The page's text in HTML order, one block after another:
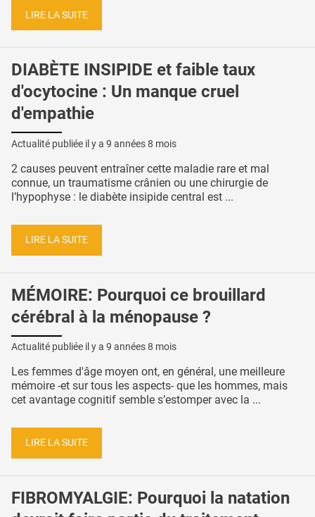
LIRE LA SUITE
DIABÈTE INSIPIDE et faible taux
d'ocytocine : Un manque cruel
d'empathie
Actualité publiée il y a 9 années 8 mois
2 causes peuvent entraîner cette maladie rare et mal
connue, un traumatisme crânien ou une chirurgie de
l’hypophyse : le diabète insipide central est ...
LIRE LA SUITE
MÉMOIRE: Pourquoi ce brouillard
cérébral à la ménopause ?
Actualité publiée il y a 9 années 8 mois
Les femmes d'âge moyen ont, en général, une meilleure
mémoire -et sur tous les aspects- que les hommes, mais
cet avantage cognitif semble s’estomper avec la ...
LIRE LA SUITE
FIBROMYALGIE: Pourquoi la natation